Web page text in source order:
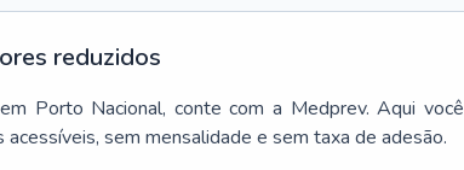
reduzidos
em Porto Nacional, conte com a Medprev. Aqui você
sem mensalidade e sem taxa de adesão.